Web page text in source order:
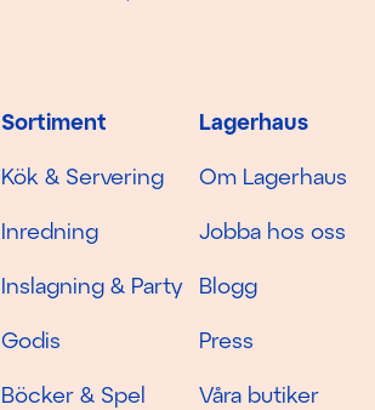
Sortiment
Kök & Servering
Inredning
Inslagning & Party
Godis
Böcker & Spel
Lagerhaus
Om Lagerhaus
Jobba hos oss
Blogg
Press
Våra butiker